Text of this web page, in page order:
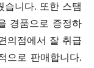
습니다. 또한 스탬
경품으로 증정하
의점에서 잘 취급
으로 판매합니다.